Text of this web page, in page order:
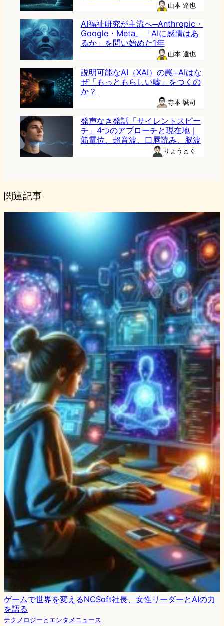
山本 達也
AI福祉研究が主流へ─Anthropic・
Google・Meta、「AIに感情はあ
るか」を問い始めた1年
山本 達也
説明可能なAI（XAI）の罠─AIはな
ぜ「もっともらしい嘘」をつくの
か？
寺本 誠司
発声なき発話「サイレントスピー
チ」4つのアプローチと現在地｜
筋電位、超音波、口唇読み、脳波
りょうとく
関連記事
ゲームで世界を変えるNCSoft社長、女性リーダーとAIの力
を語る
テクノロジーとエンタメニュース